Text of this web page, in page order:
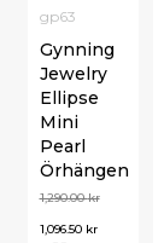
gp63
Gynning
Jewelry
Ellipse
Mini
Pearl
Örhängen
1,290.00kr
1,096.50 kr